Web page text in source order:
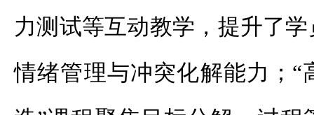
力测试等互动教学，提升了
情绪管理与冲突化解能力；“